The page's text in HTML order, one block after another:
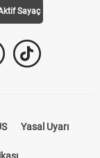
Sayaç
Yasal Uyarı